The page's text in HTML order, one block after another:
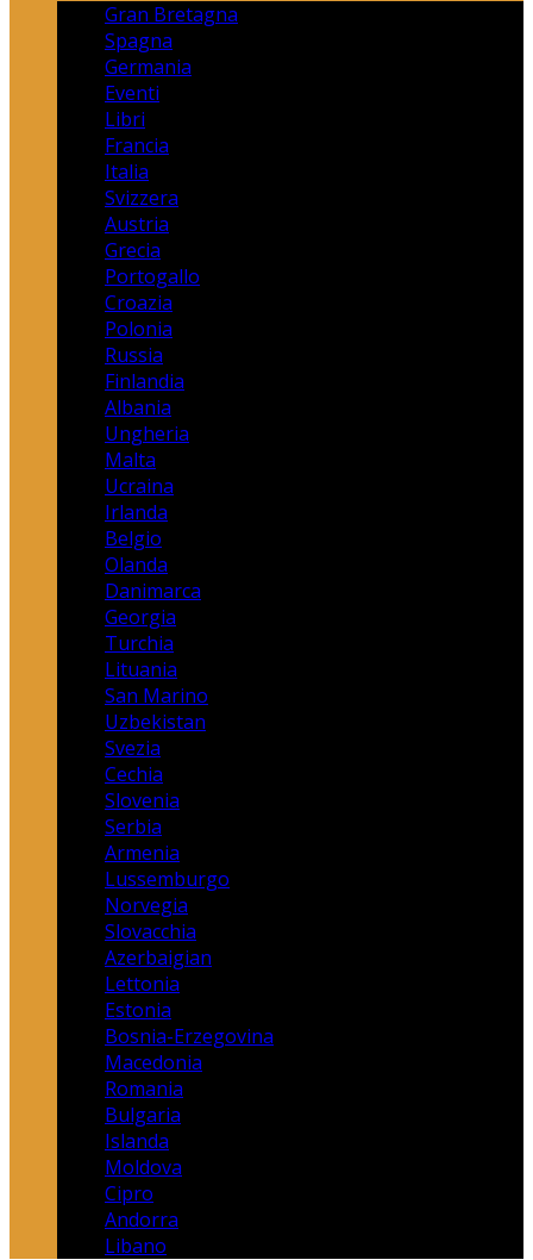
Gran Bretagna
Spagna
Germania
Eventi
Libri
Francia
Italia
Svizzera
Austria
Grecia
Portogallo
Croazia
Polonia
Russia
Finlandia
Albania
Ungheria
Malta
Ucraina
Irlanda
Belgio
Olanda
Danimarca
Georgia
Turchia
Lituania
San Marino
Uzbekistan
Svezia
Cechia
Slovenia
Serbia
Armenia
Lussemburgo
Norvegia
Slovacchia
Azerbaigian
Lettonia
Estonia
Bosnia-Erzegovina
Macedonia
Romania
Bulgaria
Islanda
Moldova
Cipro
Andorra
Libano